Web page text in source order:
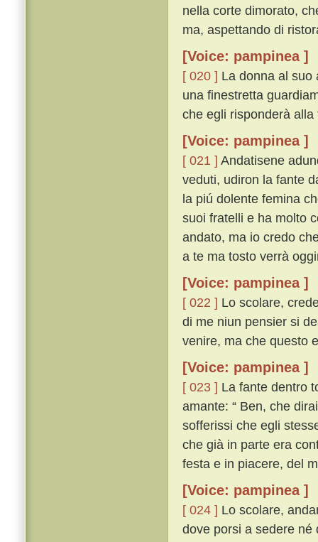
nella corte dimorato,
ma, aspettando di
[Voice: pampinea ]
[ 020 ] La donna al suo
una finestretta
che egli risponderà
[Voice: pampinea ]
[ 021 ] Andatisene
veduti, udiron la fante
la piú dolente femina
suoi fratelli e ha molto
andato, ma io credo
a te ma tosto verrà
[Voice: pampinea ]
[ 022 ] Lo scolare,
di me niun pensier si
venire, ma che questo
[Voice: pampinea ]
[ 023 ] La fante dentro
amante: “ Ben, che
sofferissi che egli
che già in parte era
festa e in piacere, del
[Voice: pampinea ]
[ 024 ] Lo scolare,
dove porsi a sedere né